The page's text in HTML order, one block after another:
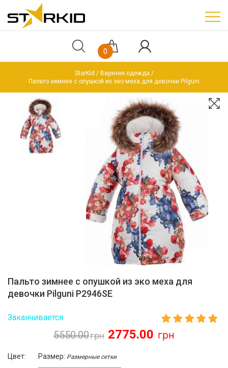
0
StarKid
Верхняя одежда
Пальто зимнее c опушкой из эко меха для девочки Pilguni
Пальто зимнее c опушкой из эко меха для
девочки Pilguni P2946SE
Заканчивается
5550.00 2775.00
Цвет: Размер: Размерные сетки